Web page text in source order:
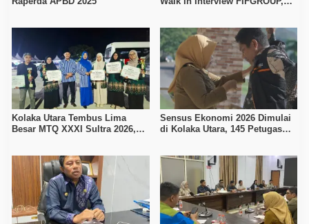
Kolaka Utara Tembus Lima
Besar MTQ XXXI Sultra 2026,
Sensus Ekonomi 2026 Dimulai
di Kolaka Utara, 145 Petugas